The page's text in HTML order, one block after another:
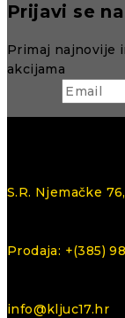
Prijavi se
Primaj najnovije
akcijama
S.R. Njemačke
Prodaja: +(385)
info@kljuc17.hr